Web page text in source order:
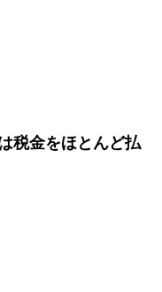
税金をほとんど払